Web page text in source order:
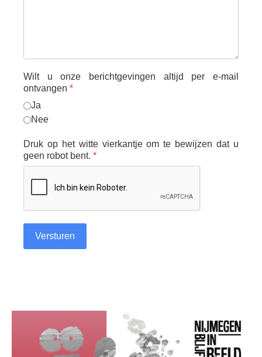
Wilt u onze berichtgevingen altijd per e-mail
ontvangen *
Ja
Nee
Druk op het witte vierkantje om te bewijzen dat u
geen robot bent. *
Versturen